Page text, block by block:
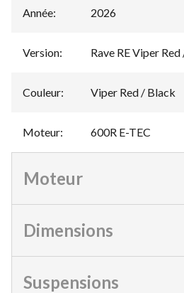
Année: 2026
Version: Rave RE Viper
Couleur: Viper Red / Black
Moteur: 600R E-TEC
Moteur
Dimensions
Suspensions